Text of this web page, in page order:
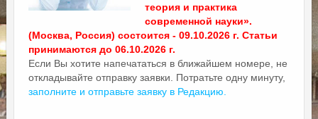
теория и практика
современной науки».
(Москва, Россия) состоится - 09.10.2026 г. Статьи
принимаются до 06.10.2026 г.
Если Вы хотите напечататься в ближайшем номере, не
откладывайте отправку заявки. Потратьте одну минуту,
заполните и отправьте заявку в Редакцию.